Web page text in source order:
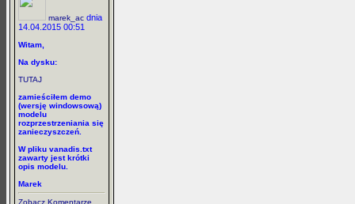
marek_ac dnia
14.04.2015 00:51
Witam,
Na dysku:
TUTAJ
zamieściłem demo
(wersję windowsową)
modelu
rozprzestrzeniania się
zanieczyszczeń.
W pliku vanadis.txt
zawarty jest krótki
opis modelu.
Marek
Zobacz Komentarze